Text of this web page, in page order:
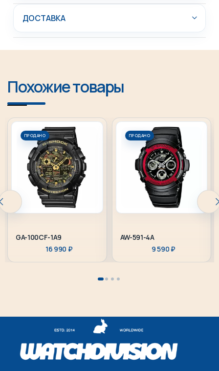
ДОСТАВКА
Похожие товары
ПРОДАНО
GA-100CF-1A9
16 990 ₽
ПРОДАНО
AW-591-4A
9 590 ₽